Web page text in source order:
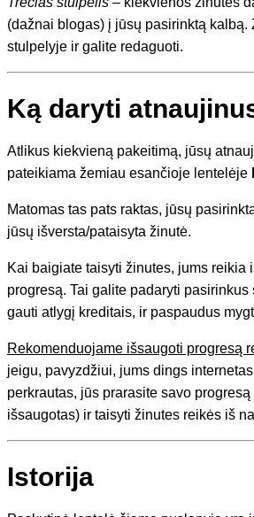
(dažnai blogas) į jūsų pasirinktą kalbą.
stulpelyje ir galite redaguoti.
Ką daryti
Atlikus kiekvieną pakeitimą, jūsų
pateikiama žemiau esančioje lentelėje
Matomas tas pats raktas, jūsų
jūsų išversta/pataisyta žinutė.
Kai baigiate taisyti žinutes, jums reikia
progresą. Tai galite padaryti pasirinkus
gauti atlygį kreditais, ir paspaudus
Rekomenduojame išsaugoti progresą
jeigu, pavyzdžiui, jums dings
perkrautas, jūs prarasite savo progresą
išsaugotas) ir taisyti žinutes reikės iš
Istorija